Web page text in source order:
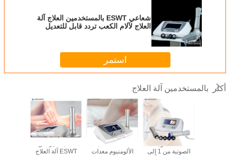
شعاعي ESWT بالمستخدمين العلاج آلة
العلاج لآلام الكعب تردد قابل للتعديل
استمر
أكثر بالمستخدمين آلة العلاج
ESWT آلة العلاج
شاشة LED سبائك
الألومنيوم معدات
معدات الموجات
الصوتية من 1 إلى